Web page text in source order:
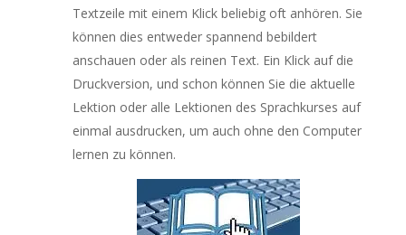
Textzeile mit einem Klick beliebig oft anhören. Sie
können dies entweder spannend bebildert
anschauen oder als reinen Text. Ein Klick auf die
Druckversion, und schon können Sie die aktuelle
Lektion oder alle Lektionen des Sprachkurses auf
einmal ausdrucken, um auch ohne den Computer
lernen zu können.